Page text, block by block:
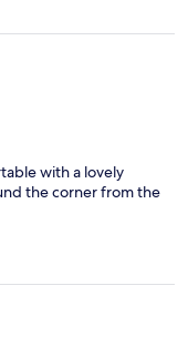
with a lovely
the corner from the